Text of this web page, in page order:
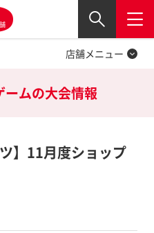
閉じる
店舗メニュー
ームの大会情報
】11月度ショップ